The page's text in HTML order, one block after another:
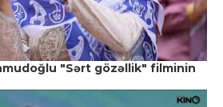
"Sərt gözəllik" filminin